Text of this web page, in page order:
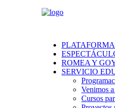
ROMEA Y
SERVICIO
Venimos
Cursos